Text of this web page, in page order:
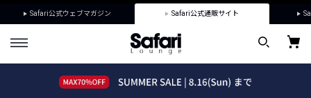
Safari公式ウェブマガジン Safari公式通販サイト